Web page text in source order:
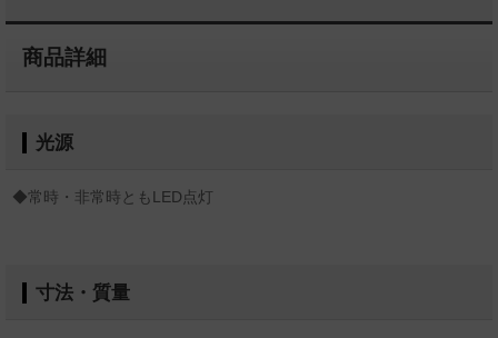
商品詳細
光源
◆常時・非常時ともLED点灯
寸法・質量